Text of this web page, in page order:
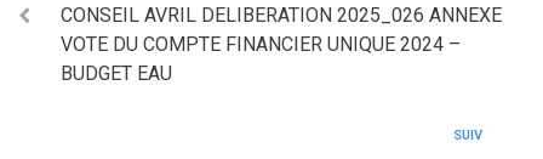
CONSEIL AVRIL DELIBERATION 2025_026 ANNEXE
VOTE DU COMPTE FINANCIER UNIQUE 2024 –
BUDGET EAU
SUIV